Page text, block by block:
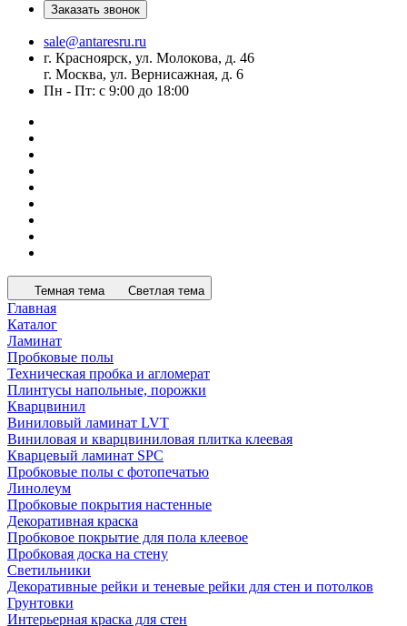
Заказать звонок
sale@antaresru.ru
г. Красноярск, ул. Молокова, д. 46
г. Москва, ул. Вернисажная, д. 6
Пн - Пт: с 9:00 до 18:00
Темная тема Светлая тема
Главная
Каталог
Ламинат
Пробковые полы
Техническая пробка и агломерат
Плинтусы напольные, порожки
Кварцвинил
Виниловый ламинат LVT
Виниловая и кварцвиниловая плитка клеевая
Кварцевый ламинат SPC
Пробковые полы с фотопечатью
Линолеум
Пробковые покрытия настенные
Декоративная краска
Пробковое покрытие для пола клеевое
Пробковая доска на стену
Светильники
Декоративные рейки и теневые рейки для стен и потолков
Грунтовки
Интерьерная краска для стен